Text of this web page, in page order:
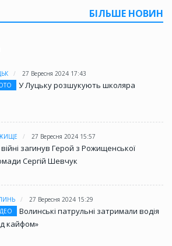
БІЛЬШЕ НОВИН
27 Вересня 2024 17:43
У Луцьку розшукують школяра
27 Вересня 2024 15:57
загинув Герой з Рожищенської
Сергій Шевчук
27 Вересня 2024 15:29
Волинські патрульні затримали водія
кайфом»